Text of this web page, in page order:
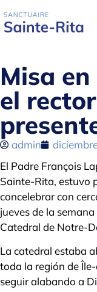
Misa
el
admin
El Padre François
Sainte-Rita, estuvo
concelebrar con
jueves de la
Catedral de Notre-
La catedral estaba
toda la región de
seguir alabando a